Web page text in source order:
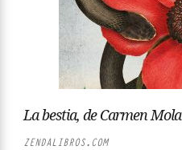
La bestia, de Carmen Mola
ZENDALIBROS.COM